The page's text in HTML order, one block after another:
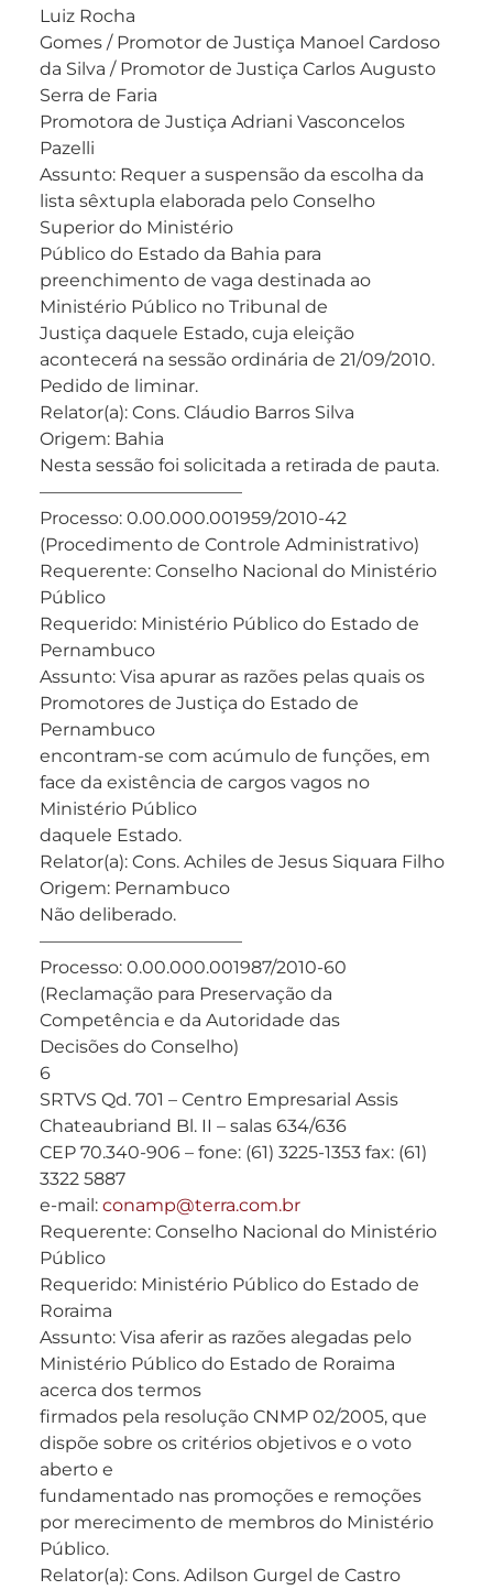
Luiz Rocha
Gomes / Promotor de Justiça Manoel Cardoso
da Silva / Promotor de Justiça Carlos Augusto
Serra de Faria
Promotora de Justiça Adriani Vasconcelos
Pazelli
Assunto: Requer a suspensão da escolha da
lista sêxtupla elaborada pelo Conselho
Superior do Ministério
Público do Estado da Bahia para
preenchimento de vaga destinada ao
Ministério Público no Tribunal de
Justiça daquele Estado, cuja eleição
acontecerá na sessão ordinária de 21/09/2010.
Pedido de liminar.
Relator(a): Cons. Cláudio Barros Silva
Origem: Bahia
Nesta sessão foi solicitada a retirada de pauta.
———————————–
Processo: 0.00.000.001959/2010-42
(Procedimento de Controle Administrativo)
Requerente: Conselho Nacional do Ministério
Público
Requerido: Ministério Público do Estado de
Pernambuco
Assunto: Visa apurar as razões pelas quais os
Promotores de Justiça do Estado de
Pernambuco
encontram-se com acúmulo de funções, em
face da existência de cargos vagos no
Ministério Público
daquele Estado.
Relator(a): Cons. Achiles de Jesus Siquara Filho
Origem: Pernambuco
Não deliberado.
———————————–
Processo: 0.00.000.001987/2010-60
(Reclamação para Preservação da
Competência e da Autoridade das
Decisões do Conselho)
6
SRTVS Qd. 701 – Centro Empresarial Assis
Chateaubriand Bl. II – salas 634/636
CEP 70.340-906 – fone: (61) 3225-1353 fax: (61)
3322 5887
e-mail: conamp@terra.com.br
Requerente: Conselho Nacional do Ministério
Público
Requerido: Ministério Público do Estado de
Roraima
Assunto: Visa aferir as razões alegadas pelo
Ministério Público do Estado de Roraima
acerca dos termos
firmados pela resolução CNMP 02/2005, que
dispõe sobre os critérios objetivos e o voto
aberto e
fundamentado nas promoções e remoções
por merecimento de membros do Ministério
Público.
Relator(a): Cons. Adilson Gurgel de Castro